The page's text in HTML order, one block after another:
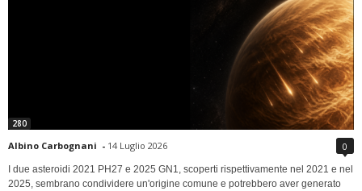
280
Albino Carbognani - 14 Luglio 2026 0
I due asteroidi 2021 PH27 e 2025 GN1, scoperti rispettivamente nel 2021 e nel
2025, sembrano condividere un'origine comune e potrebbero aver generato